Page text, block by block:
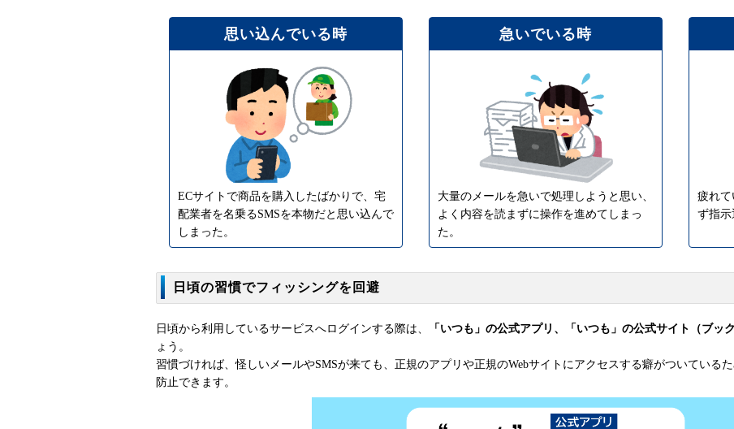
思い込んでいる時
ECサイトで商品を購入したばかりで、宅
配業者を名乗るSMSを本物だと思い込んで
しまった。
急いでいる時
大量のメールを急いで処理しようと思い、
よく内容を読まずに操作を進めてしまっ
た。
疲れて
ず指示
日頃の習慣でフィッシングを回避
日頃から利用しているサービスへログインする際は、 「いつも」の公式アプリ、「いつも」の公式サイト（ブック
ょう。
習慣づければ、怪しいメールやSMSが来ても、正規のアプリや正規のWebサイトにアクセスする癖がついている
防止できます。